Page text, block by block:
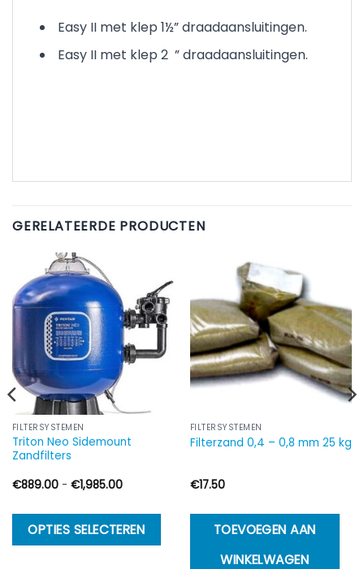
Easy II met klep 1½” draadaansluitingen.
Easy II met klep 2 ” draadaansluitingen.
GERELATEERDE PRODUCTEN
FILTERSYSTEMEN
Triton Neo Sidemount
Zandfilters
€889.00 - €1,985.00Prijsklasse:
€1,985.00
OPTIES SELECTEREN
FILTERSYSTEMEN
Filterzand 0,4 – 0,8 mm 25 kg
€17.50
TOEVOEGEN AAN
WINKELWAGEN